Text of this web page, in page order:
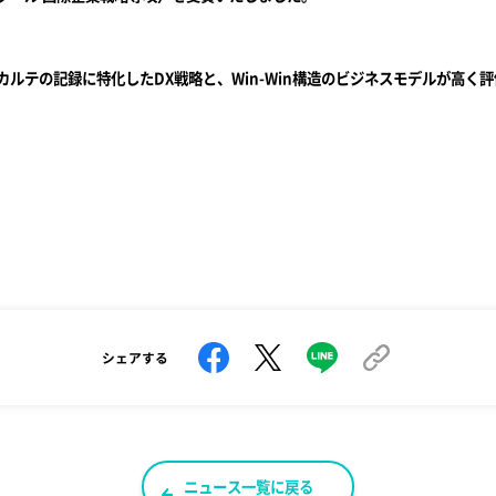
ルテの記録に特化したDX戦略と、Win-Win構造のビジネスモデルが高く
シェアする
ニュース一覧に戻る